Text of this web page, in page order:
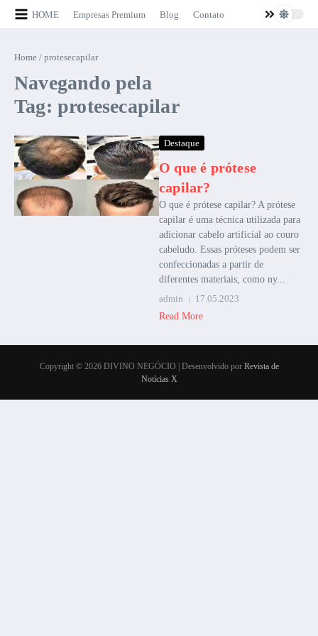
Ir para o conteúdo
HOME Empresas Premium Blog Contato
Home / protesecapilar
Navegando pela
Tag: protesecapilar
Destaque
O que é prótese
capilar?
O que é prótese capilar? A prótese
capilar é uma técnica utilizada para
adicionar cabelo artificial ao couro
cabeludo. Essas próteses podem ser
confeccionadas a partir de
diferentes materiais, como ny...
admin
17.05.2023
Read More
Copyright © 2026 DIVINO NEGÓCIO | Desenvolvido por Revista de
Notícias X